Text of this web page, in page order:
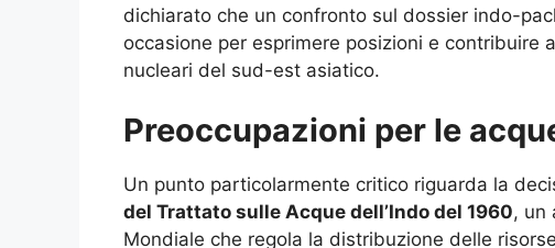
dichiarato che un confronto sul dossier indo-
occasione per esprimere posizioni e contribuire
nucleari del sud-est asiatico.
Preoccupazioni per le
Un punto particolarmente critico riguarda la
del Trattato sulle Acque dell’Indo del 1960, un
Mondiale che regola la distribuzione delle